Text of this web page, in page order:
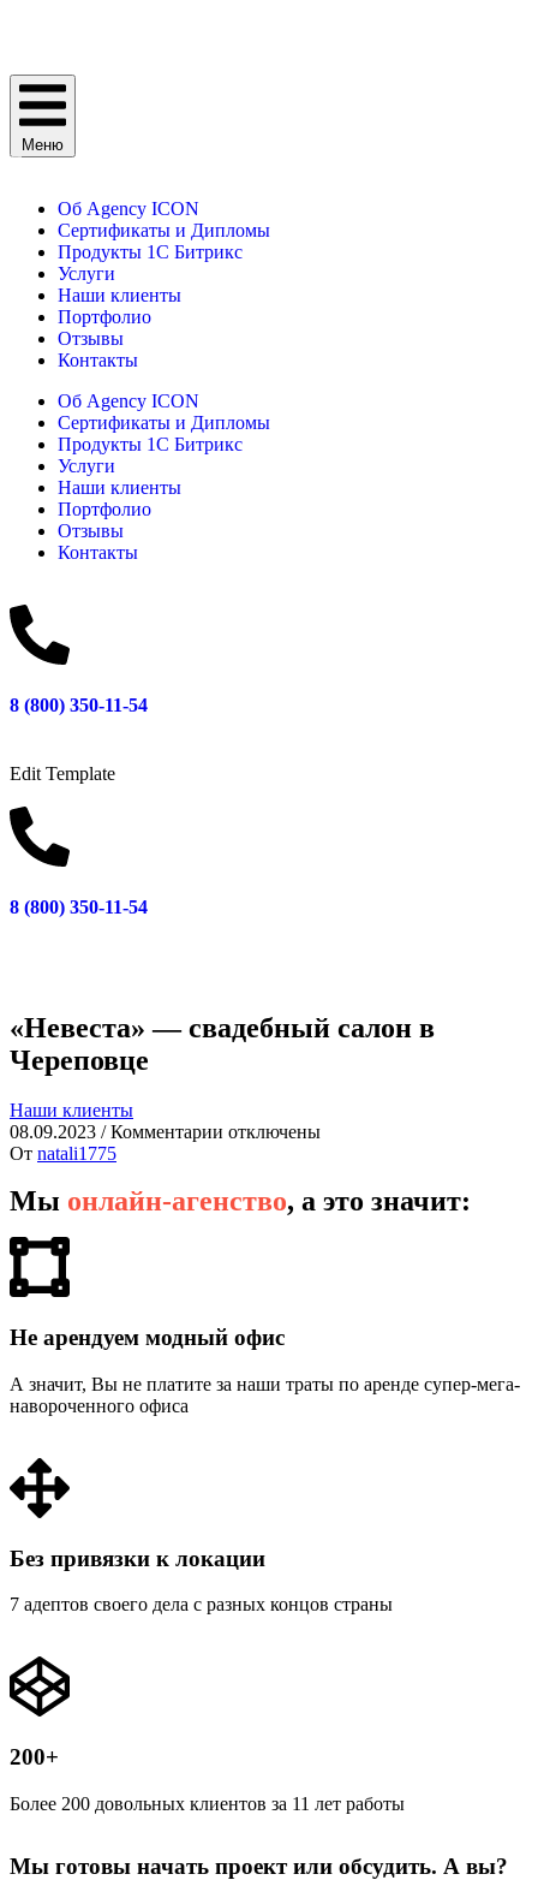
Меню
Об Agency ICON
Сертификаты и Дипломы
Продукты 1С Битрикс
Услуги
Наши клиенты
Портфолио
Отзывы
Контакты
Об Agency ICON
Сертификаты и Дипломы
Продукты 1С Битрикс
Услуги
Наши клиенты
Портфолио
Отзывы
Контакты
8 (800) 350-11-54
Edit Template
8 (800) 350-11-54
«Невеста» — свадебный салон в
Череповце
Наши клиенты
08.09.2023 / Комментарии отключены
От natali1775
Мы онлайн-агенство, а это значит:
Не арендуем модный офис
А значит, Вы не платите за наши траты по аренде супер-мега-
навороченного офиса
Без привязки к локации
7 адептов своего дела с разных концов страны
200+
Более 200 довольных клиентов за 11 лет работы
Мы готовы начать проект или обсудить. А вы?